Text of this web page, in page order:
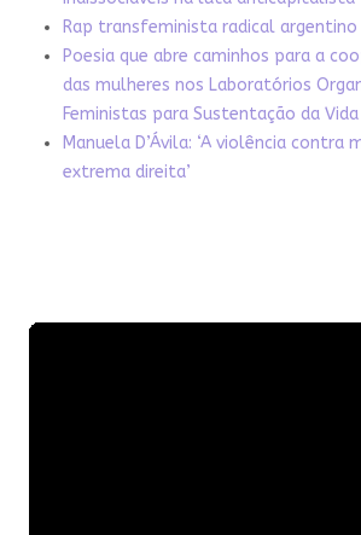
Rap transfeminista radical argentino
Poesia que abre caminhos para a
das mulheres nos Laboratórios
Feministas para Sustentação da Vida
Manuela D’Ávila: ‘A violência contra
extrema direita’